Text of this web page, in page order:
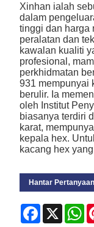
Xinhan ialah
dalam
tinggi dan harga
peralatan dan
kawalan kualiti
profesional,
perkhidmatan
931 mempunyai
berulir. Ia
oleh Institut
biasanya terdiri
karat,
kepala hex.
kacang hex
Hantar Pertanyaan
Facebook
X